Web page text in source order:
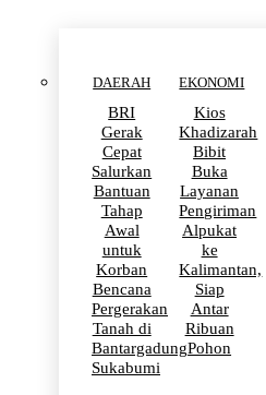
DAERAH
BRI
Gerak
Cepat
Salurkan
Bantuan
Tahap
Awal
untuk
Korban
Bencana
Pergerakan
Tanah di
Bantargadung
Sukabumi
EKONOMI
Kios
Khadizarah
Bibit
Buka
Layanan
Pengiriman
Alpukat
ke
Kalimantan,
Siap
Antar
Ribuan
Pohon